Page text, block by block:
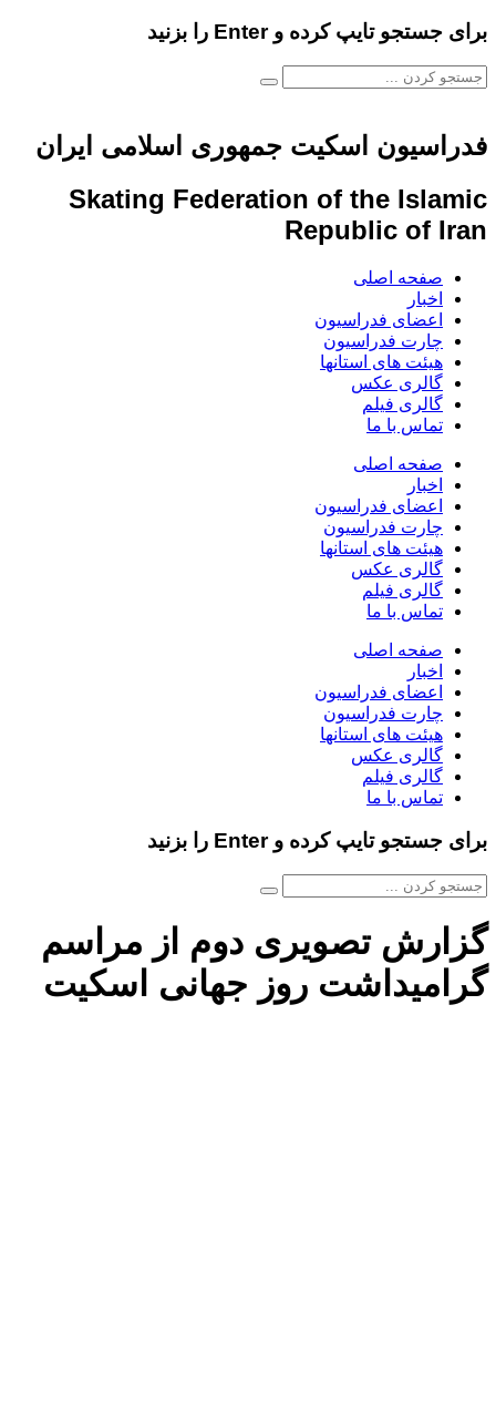
برای جستجو تایپ کرده و Enter را بزنید
فدراسیون اسکیت جمهوری اسلامی ایران
Skating Federation of the Islamic
Republic of Iran
صفحه اصلی
اخبار
اعضای فدراسیون
چارت فدراسیون
هیئت های استانها
گالری عکس
گالری فیلم
تماس با ما
صفحه اصلی
اخبار
اعضای فدراسیون
چارت فدراسیون
هیئت های استانها
گالری عکس
گالری فیلم
تماس با ما
صفحه اصلی
اخبار
اعضای فدراسیون
چارت فدراسیون
هیئت های استانها
گالری عکس
گالری فیلم
تماس با ما
برای جستجو تایپ کرده و Enter را بزنید
گزارش تصویری دوم از مراسم
گرامیداشت روز جهانی اسکیت